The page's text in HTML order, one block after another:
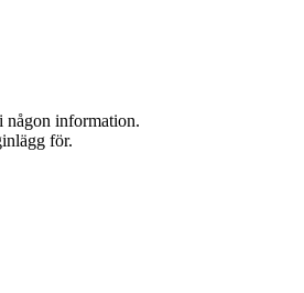
någon information.
för.